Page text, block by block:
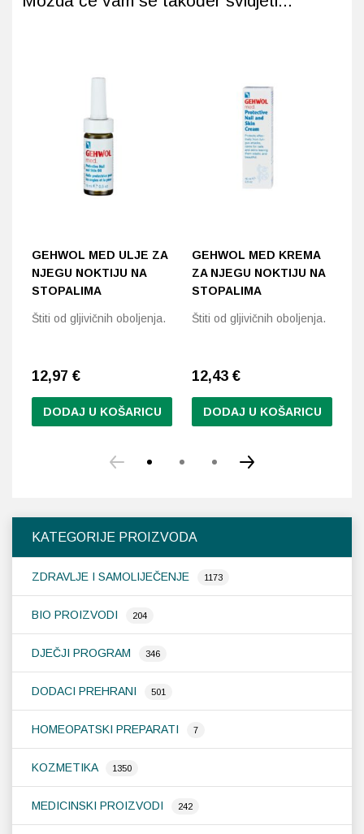
KATEGORIJE PROIZVODA
ZDRAVLJE I SAMOLIJEČENJE 1173
BIO PROIZVODI 204
DJEČJI PROGRAM 346
DODACI PREHRANI 501
HOMEOPATSKI PREPARATI 7
KOZMETIKA 1350
MEDICINSKI PROIZVODI 242
GEHWOL MED ULJE ZA
NJEGU NOKTIJU NA
STOPALIMA
Štiti od gljivičnih oboljenja.
12,97 €
DODAJ U KOŠARICU
GEHWOL MED KREMA
ZA NJEGU NOKTIJU NA
STOPALIMA
Štiti od gljivičnih oboljenja.
12,43 €
DODAJ U KOŠARICU